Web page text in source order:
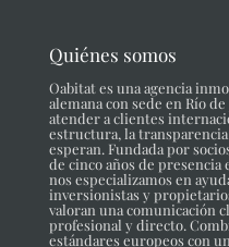
Quiénes somos
Oabitat es una agencia
alemana con sede en Río
atender a clientes
estructura, la
esperan. Fundada por
de cinco años de presencia
nos especializamos en
inversionistas y
valoran una comunicación
profesional y directo.
estándares europeos con